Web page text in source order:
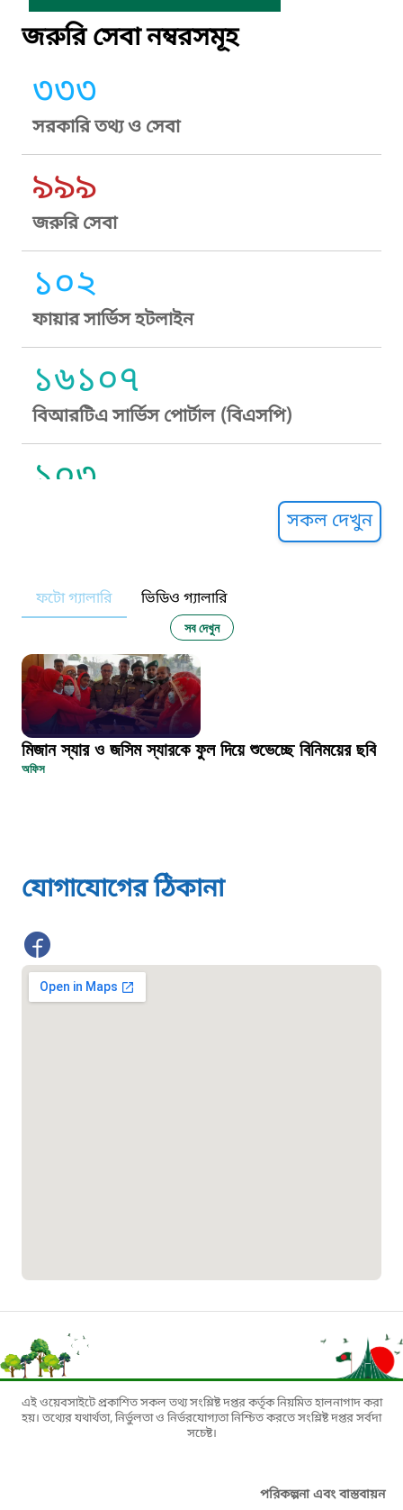
জরুরি সেবা নম্বরসমূহ
৩৩৩
সরকারি তথ্য ও সেবা
৯৯৯
জরুরি সেবা
১০২
ফায়ার সার্ভিস হটলাইন
১৬১০৭
বিআরটিএ সার্ভিস পোর্টাল (বিএসপি)
১০৩
নারী ও শিশু নির্যাতন প্রতিরোধ
১০৬
দুদক
১০২
স্মার্ট ভূমি সেবা
১০৯৮
শিশু সহায়তা লাইন
জরুরী অভ্যন্তরীণ নৌ-পরিবহন হটলাইন
১৬৪৪৫
পাসপোর্ট বাতায়ন হটলাইন
১৬১৭১
সকল দেখুন
ফটো গ্যালারি ভিডিও গ্যালারি
সব দেখুন
মিজান স্যার ও জসিম স্যারকে ফুল দিয়ে শুভেচ্ছে বিনিময়ের ছবি
অফিস
যোগাযোগের ঠিকানা
এই ওয়েবসাইটে প্রকাশিত সকল তথ্য সংশ্লিষ্ট দপ্তর কর্তৃক নিয়মিত হালনাগাদ করা
হয়। তথ্যের যথার্থতা, নির্ভুলতা ও নির্ভরযোগ্যতা নিশ্চিত করতে সংশ্লিষ্ট দপ্তর সর্বদা
সচেষ্ট।
পরিকল্পনা এবং বাস্তবায়ন